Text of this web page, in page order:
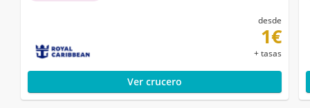
desde
1€
+ tasas
Ver crucero